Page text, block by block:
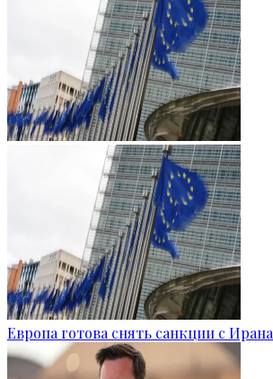
Европа готова снять санкции с Ирана